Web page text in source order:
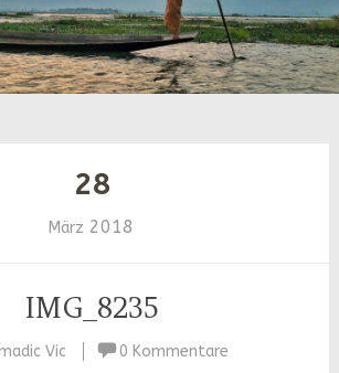
28
März 2018
IMG_8235
Vic 0 Kommentare